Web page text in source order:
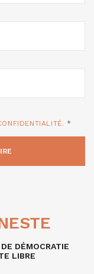
*
DÉMOCRATIE
LIBRE